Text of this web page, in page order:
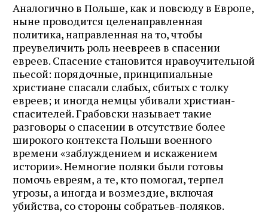
Аналогично в Польше, как и повсюду в Европе,
ныне проводится целенаправленная
политика, направленная на то, чтобы
преувеличить роль неевреев в спасении
евреев. Спасение становится нравоучительной
пьесой: порядочные, принципиальные
христиане спасали слабых, сбитых с толку
евреев; и иногда немцы убивали христиан-
спасителей. Грабовски называет такие
разговоры о спасении в отсутствие более
широкого контекста Польши военного
времени «заблуждением и искажением
истории». Немногие поляки были готовы
помочь евреям, а те, кто помогал, терпел
угрозы, а иногда и возмездие, включая
убийства, со стороны собратьев-поляков.